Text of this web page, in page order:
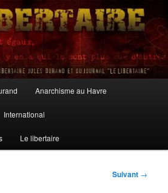
Anarchisme au Havre
International
Le libertaire
Suivant →